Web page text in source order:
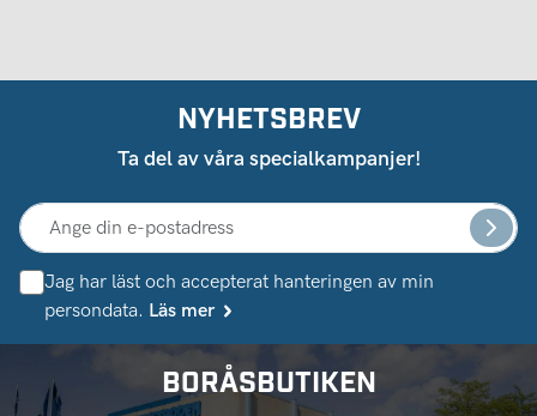
NYHETSBREV
Ta del av våra specialkampanjer!
Jag har läst och accepterat hanteringen av min
persondata. Läs mer
BORÅSBUTIKEN